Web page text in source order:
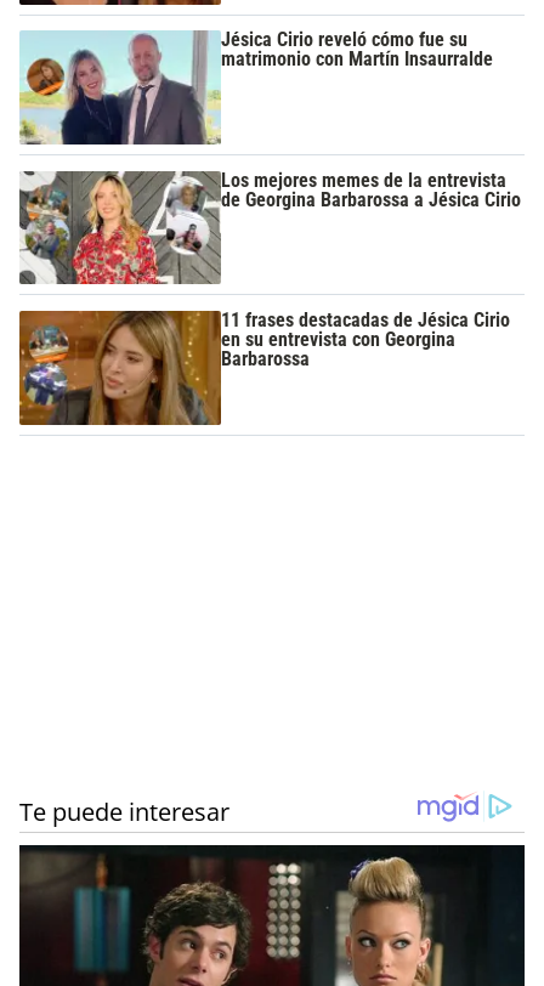
Jésica Cirio reveló cómo fue su
matrimonio con Martín Insaurralde
Los mejores memes de la entrevista
de Georgina Barbarossa a Jésica Cirio
11 frases destacadas de Jésica Cirio
en su entrevista con Georgina
Barbarossa